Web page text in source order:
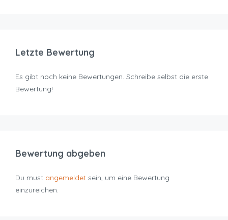
Letzte Bewertung
Es gibt noch keine Bewertungen. Schreibe selbst die erste
Bewertung!
Bewertung abgeben
Du must angemeldet sein, um eine Bewertung
einzureichen.